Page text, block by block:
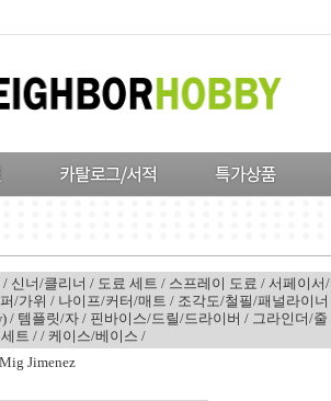
/ 신너/클리너 / 도료 세트 / 스프레이 도료 / 서페이서
/가위 / 나이프/커터/매트 / 조각도/철필/패널라이너
/ 템플릿/자 / 핀바이스/드릴/드라이버 / 그라인더/줄
트 / / 케이스/베이스 /
Mig Jimenez